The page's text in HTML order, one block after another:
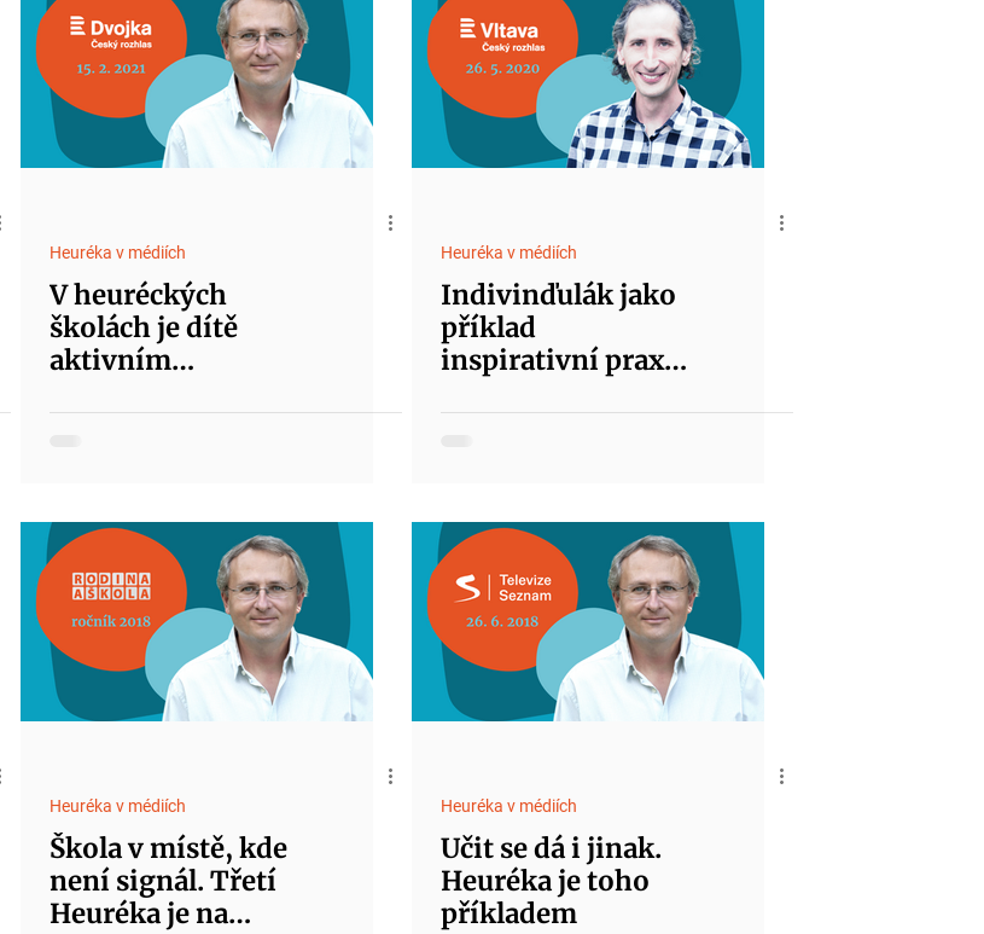
Heuréka v médiích
V heuréckých
školách je dítě
aktivním
Heuréka v médiích
Indivinďulák jako
příklad
inspirativní praxe
Heuréka v médiích
Škola v místě, kde
není signál. Třetí
Heuréka je na
Heuréka v médiích
Učit se dá i jinak.
Heuréka je toho
příkladem